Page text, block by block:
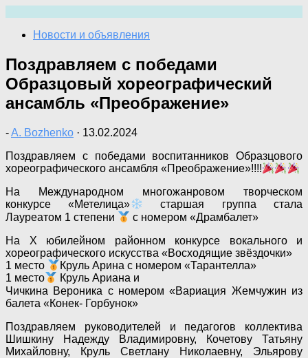
содержимому
Новости и объявления
Поздравляем с победами
Образцовый хореографический
ансамбль «Преображение»
-A. Bozhenko · 13.02.2024
Поздравляем с победами воспитанников Образцового
хореографического ансамбля «Преображение»!!!!
На Международном многожанровом творческом
конкурсе «Метелица»
старшая группа стала
Лауреатом 1 степени
с номером «Драмбалет»
На X юбилейном районном конкурсе вокального и
хореографического искусства «Восходящие звёздочки»
1 место
Круль Арина с номером «Тарантелла»
1 место
Круль Ариана и
Чичкина Вероника с номером «Вариация Жемчужин из
балета «Конек- Горбунок»
Поздравляем руководителей и педагогов коллектива
Шишкину Надежду Владимировну, Кочетову Татьяну
Михайловну, Круль Светлану Николаевну, Эльярову